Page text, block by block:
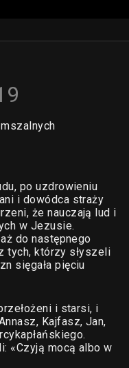
po uzdrowieniu
i dowódca straży
że nauczają lud i
w Jezusie.
do następnego
tych, którzy słyszeli
sięgała pięciu
i starsi, i
Kajfasz, Jan,
«Czyją mocą albo w